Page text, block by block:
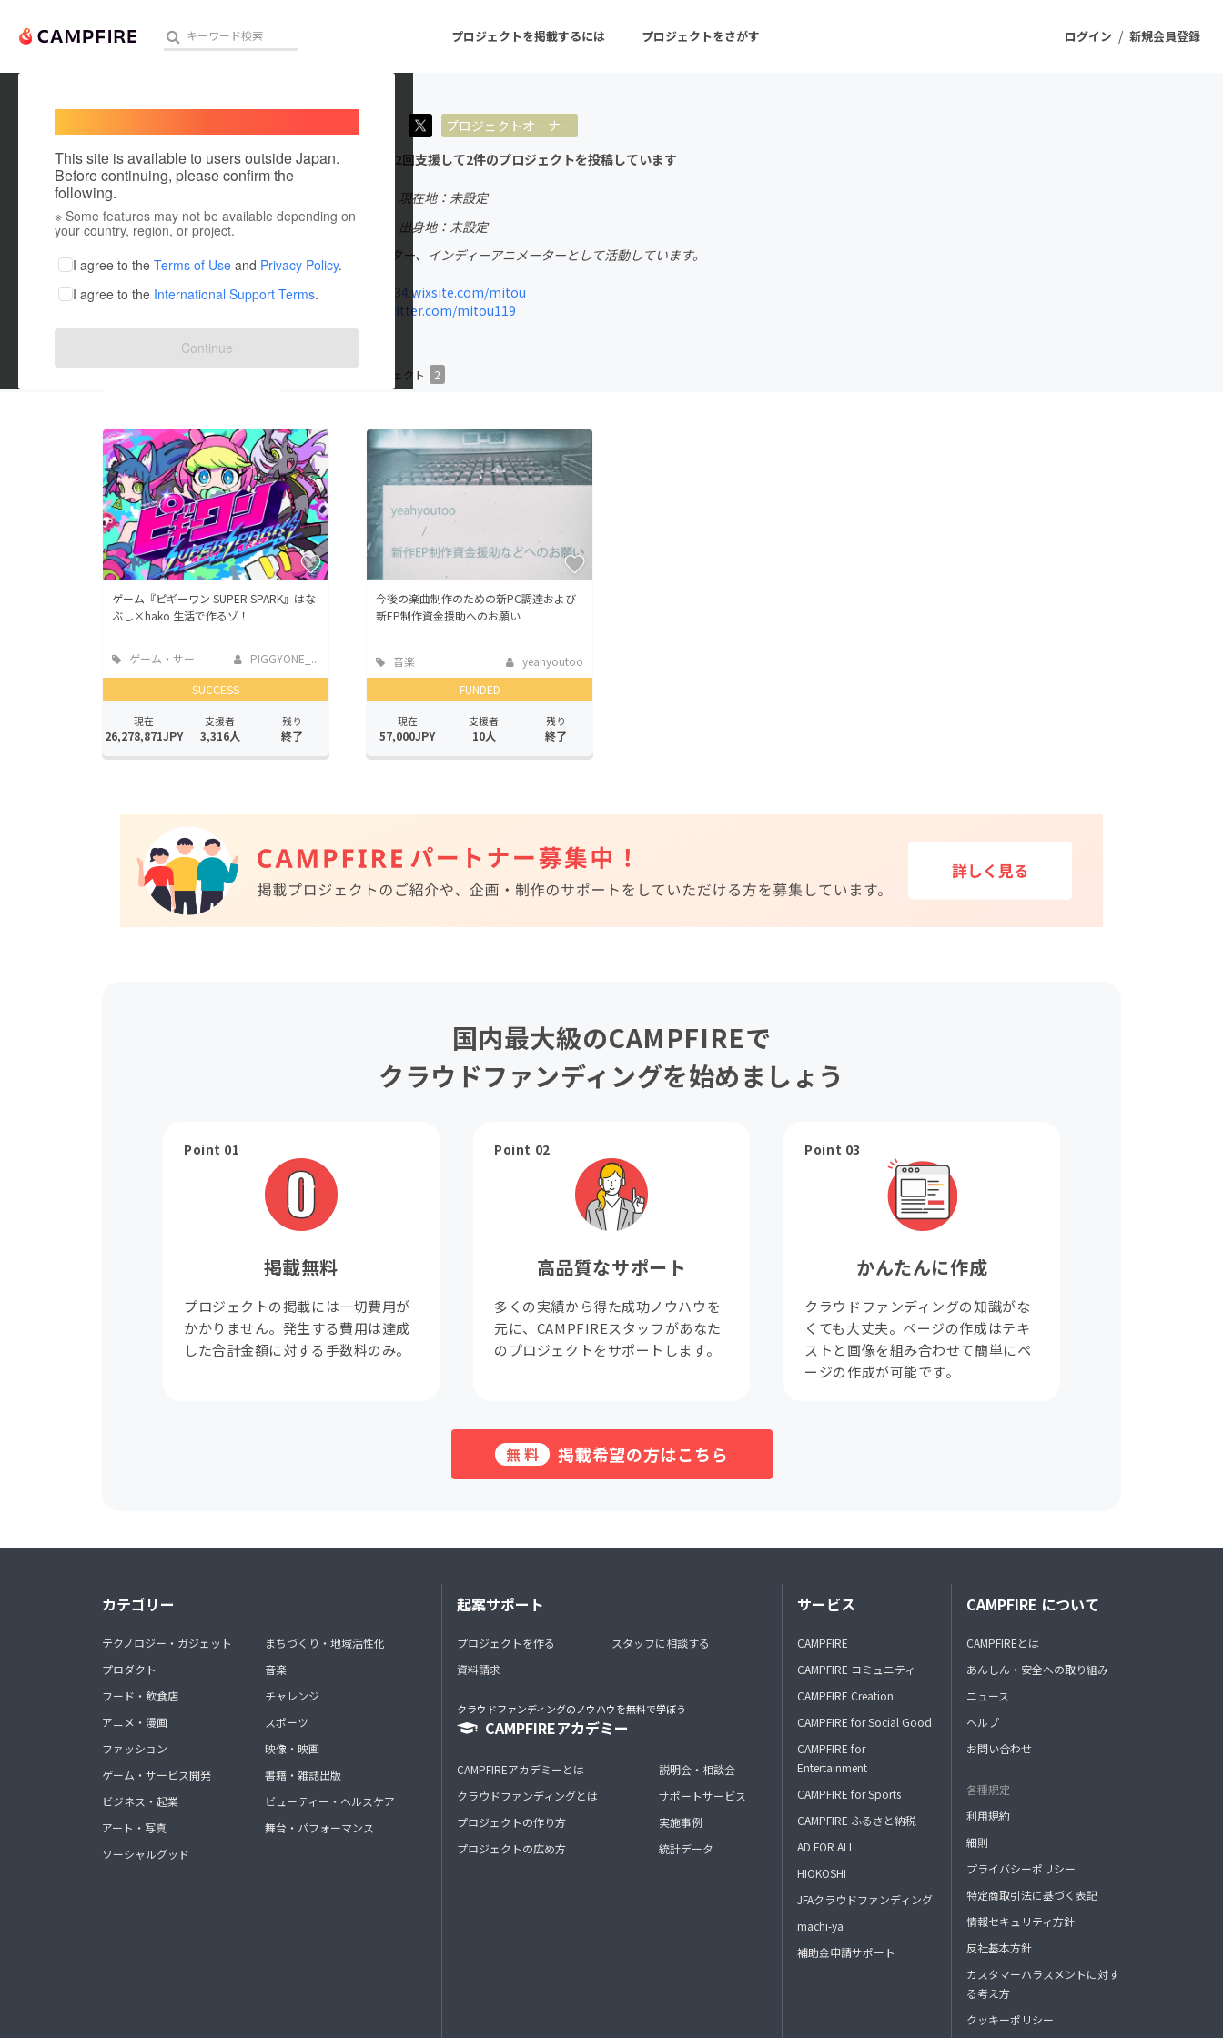
ログイン / 新規会員登録
プロジェクトを掲載するには プロジェクトをさがす
人気のプロジェクト 注目のリターン 注目の新着プロジェクト
アート・写真 音楽
テクノロジー・ガジェット
ゲーム・サービス開発 フード・飲食店
映像・映画
書籍・雑誌出版
ビジネス・起業
まちづくり・地域活性化
CAMPFIRE for Social Good
CAMPFIREふるさと納税
This site is available to users outside Japan.
Before continuing, please confirm the
following.
※ Some features may not be available depending on
your country, region, or project.
I agree to the Terms of Use and Privacy Policy.
I agree to the International Support Terms.
Continue
プロジェクトオーナー
これまでに2回支援して2件のプロジェクトを投稿しています
現在地：未設定
出身国：日本
出身地：未設定
イラストレーター、インディーアニメーターとして活動しています。
kaseizinn34.wixsite.com/mitou
mobile.twitter.com/mitou119
プロジェクト 2
ゲーム『ピギーワン SUPER SPARK』はな
ぶし×hako 生活で作るゾ！
ゲーム・サー
ビス開発
PIGGYONE_...
SUCCESS
現在
26,278,871JPY
支援者
3,316人
残り
終了
今後の楽曲制作のための新PC調達および
新EP制作資金援助へのお願い
音楽
yeahyoutoo
FUNDED
現在
57,000JPY
支援者
10人
残り
終了
国内最大級のCAMPFIREで
クラウドファンディングを始めましょう
Point 01
掲載無料
プロジェクトの掲載には一切費用が
かかりません。発生する費用は達成
した合計金額に対する手数料のみ。
Point 02
高品質なサポート
多くの実績から得た成功ノウハウを
元に、CAMPFIREスタッフがあなた
のプロジェクトをサポートします。
Point 03
かんたんに作成
クラウドファンディングの知識がな
くても大丈夫。ページの作成はテキ
ストと画像を組み合わせて簡単にペ
ージの作成が可能です。
無料 掲載希望の方はこちら
カテゴリー
テクノロジー・ガジェット
プロダクト
フード・飲食店
アニメ・漫画
ファッション
ゲーム・サービス開発
ビジネス・起業
アート・写真
ソーシャルグッド
まちづくり・地域活性化
音楽
チャレンジ
スポーツ
映像・映画
書籍・雑誌出版
ビューティー・ヘルスケア
舞台・パフォーマンス
起案サポート
プロジェクトを作る
資料請求
スタッフに相談する
クラウドファンディングのノウハウを無料で学ぼう
CAMPFIREアカデミー
CAMPFIREアカデミーとは
クラウドファンディングとは
プロジェクトの作り方
プロジェクトの広め方
説明会・相談会
サポートサービス
実施事例
統計データ
サービス
CAMPFIRE
CAMPFIRE コミュニティ
CAMPFIRE Creation
CAMPFIRE for Social Good
CAMPFIRE for
Entertainment
CAMPFIRE for Sports
CAMPFIRE ふるさと納税
AD FOR ALL
HIOKOSHI
JFAクラウドファンディング
machi-ya
補助金申請サポート
CAMPFIRE について
CAMPFIREとは
あんしん・安全への取り組み
ニュース
ヘルプ
お問い合わせ
各種規定
利用規約
細則
プライバシーポリシー
特定商取引法に基づく表記
情報セキュリティ方針
反社基本方針
カスタマーハラスメントに対す
る考え方
クッキーポリシー